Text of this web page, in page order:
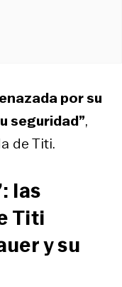
por su
seguridad”,
de Titi.
las
Titi
y su